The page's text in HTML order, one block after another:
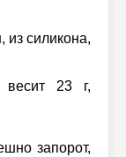
из силикона,
весит 23 г,
запорот,